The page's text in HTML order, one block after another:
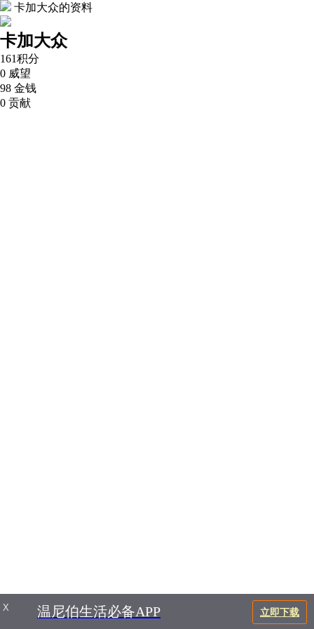
卡加大众的资料
卡加大众
161积分
0 威望
98 金钱
0 贡献
X 温尼伯生活必备APP 立即下载